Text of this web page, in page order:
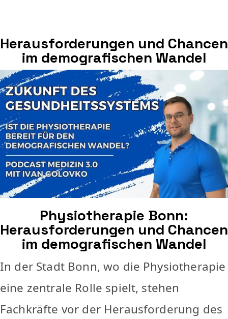
Herausforderungen und Chancen
im demografischen Wandel
Physiotherapie Bonn:
Herausforderungen und Chancen
im demografischen Wandel
In der Stadt Bonn, wo die Physiotherapie
eine zentrale Rolle spielt, stehen
Fachkräfte vor der Herausforderung des